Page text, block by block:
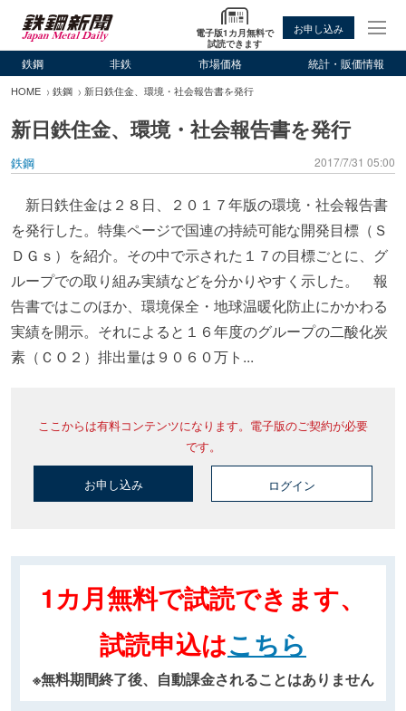
電子版1カ月無料で
試読できます
お申し込み
鉄鋼 非鉄 市場価格 統計・販価情報
HOME 鉄鋼 新日鉄住金、環境・社会報告書を発行
新日鉄住金、環境・社会報告書を発行
鉄鋼 2017/7/31 05:00
新日鉄住金は２８日、２０１７年版の環境・社会報告書
を発行した。特集ページで国連の持続可能な開発目標（Ｓ
ＤＧｓ）を紹介。その中で示された１７の目標ごとに、グ
ループでの取り組み実績などを分かりやすく示した。 報
告書ではこのほか、環境保全・地球温暖化防止にかかわる
実績を開示。それによると１６年度のグループの二酸化炭
素（ＣＯ２）排出量は９０６０万ト...
ここからは有料コンテンツになります。電子版のご契約が必要
です。
お申し込み ログイン
1カ月無料で試読できます、
試読申込はこちら
※無料期間終了後、自動課金されることはありません